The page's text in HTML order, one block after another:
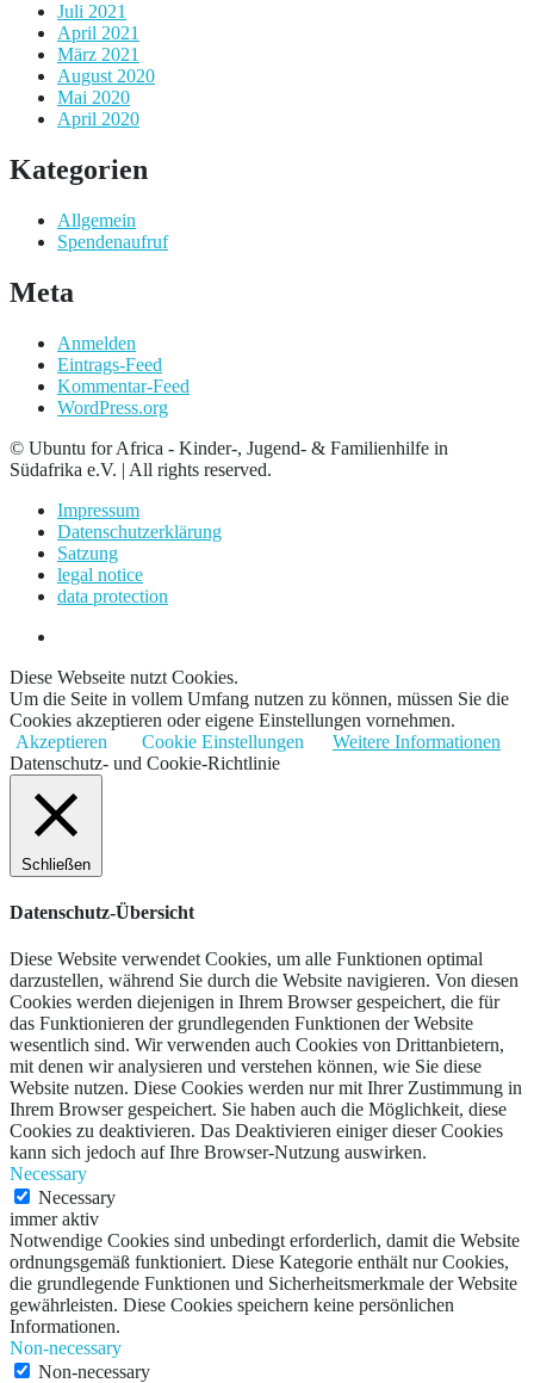
Juli 2021
April 2021
März 2021
August 2020
Mai 2020
April 2020
Kategorien
Allgemein
Spendenaufruf
Meta
Anmelden
Eintrags-Feed
Kommentar-Feed
WordPress.org
© Ubuntu for Africa - Kinder-, Jugend- & Familienhilfe in
Südafrika e.V. | All rights reserved.
Impressum
Datenschutzerklärung
Satzung
legal notice
data protection
Diese Webseite nutzt Cookies.
Um die Seite in vollem Umfang nutzen zu können, müssen Sie die
Cookies akzeptieren oder eigene Einstellungen vornehmen.
Akzeptieren
Cookie Einstellungen
Weitere Informationen
Datenschutz- und Cookie-Richtlinie
Schließen
Datenschutz-Übersicht
Diese Website verwendet Cookies, um alle Funktionen optimal
darzustellen, während Sie durch die Website navigieren. Von diesen
Cookies werden diejenigen in Ihrem Browser gespeichert, die für
das Funktionieren der grundlegenden Funktionen der Website
wesentlich sind. Wir verwenden auch Cookies von Drittanbietern,
mit denen wir analysieren und verstehen können, wie Sie diese
Website nutzen. Diese Cookies werden nur mit Ihrer Zustimmung in
Ihrem Browser gespeichert. Sie haben auch die Möglichkeit, diese
Cookies zu deaktivieren. Das Deaktivieren einiger dieser Cookies
kann sich jedoch auf Ihre Browser-Nutzung auswirken.
Necessary
Necessary
immer aktiv
Notwendige Cookies sind unbedingt erforderlich, damit die Website
ordnungsgemäß funktioniert. Diese Kategorie enthält nur Cookies,
die grundlegende Funktionen und Sicherheitsmerkmale der Website
gewährleisten. Diese Cookies speichern keine persönlichen
Informationen.
Non-necessary
Non-necessary